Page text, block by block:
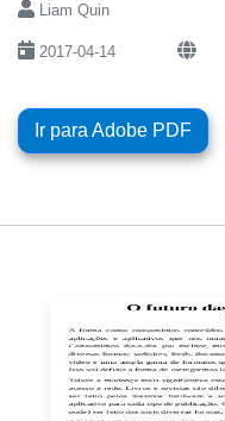
Liam Quin
2017-04-14
Ir para Adobe PDF